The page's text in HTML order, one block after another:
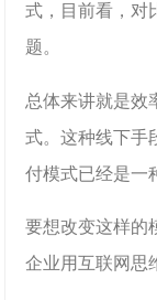
式，目前看，对
题。
总体来讲就是效
式。这种线下手
付模式已经是一
要想改变这样的
企业用互联网思